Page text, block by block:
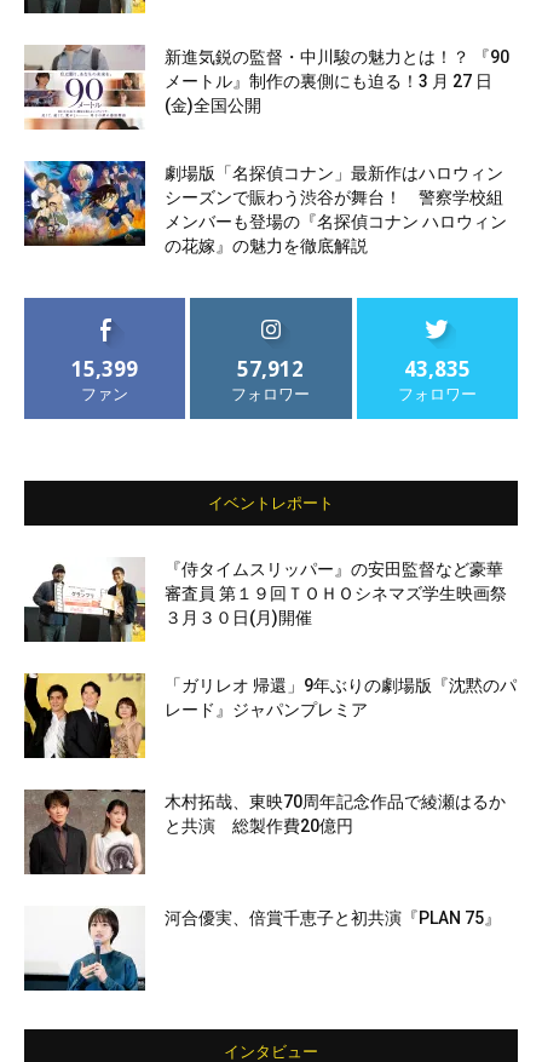
新進気鋭の監督・中川駿の魅力とは！？ 『90
メートル』制作の裏側にも迫る！3 月 27 日
(金)全国公開
劇場版「名探偵コナン」最新作はハロウィン
シーズンで賑わう渋谷が舞台！ 警察学校組
メンバーも登場の『名探偵コナン ハロウィン
の花嫁』の魅力を徹底解説
15,399
ファン
57,912
フォロワー
43,835
フォロワー
イベントレポート
『侍タイムスリッパー』の安田監督など豪華
審査員 第１９回ＴＯＨＯシネマズ学生映画祭
３月３０日(月)開催
「ガリレオ 帰還」9年ぶりの劇場版『沈黙のパ
レード』ジャパンプレミア
木村拓哉、東映70周年記念作品で綾瀬はるか
と共演 総製作費20億円
河合優実、倍賞千恵子と初共演『PLAN 75』
インタビュー